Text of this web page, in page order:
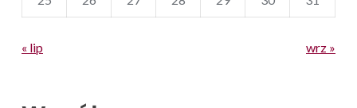
« lip wrz »